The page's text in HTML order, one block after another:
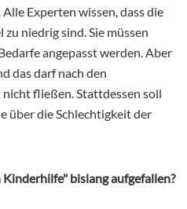
Experten wissen, dass die
zu niedrig sind. Sie müssen
angepasst werden. Aber
das darf nach den
fließen. Stattdessen soll
über die Schlechtigkeit der
bislang aufgefallen?